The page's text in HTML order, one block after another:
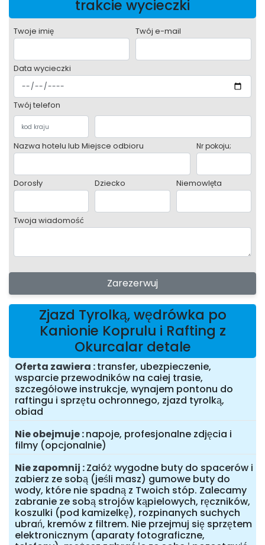
trakcie wycieczki
Twoje imię Twój e-mail
Data wycieczki
Twój telefon
Nazwa hotelu lub Miejsce odbioru Nr pokoju;
Dorosły Dziecko Niemowlęta
Twoja wiadomość
Zarezerwuj
Zjazd Tyrolką, wędrówka po
Kanionie Koprulu i Rafting z
Okurcalar detale
Oferta zawiera transfer, ubezpieczenie,
wsparcie przewodników na całej trasie,
szczegółowe instrukcje, wynajem pontonu do
raftingu i sprzętu ochronnego, zjazd tyrolką,
obiad
Nie obejmuje napoje, profesjonalne zdjęcia i
filmy (opcjonalnie)
Nie zapomnij Załóż wygodne buty do spacerów i
zabierz ze sobą (jeśli masz) gumowe buty do
wody, które nie spadną z Twoich stóp. Zalecamy
zabranie ze sobą strojów kąpielowych, ręczników,
koszulki (pod kamizelkę), rozpinanych suchych
ubrań, kremów z filtrem. Nie przejmuj się sprzętem
elektronicznym (aparaty fotograficzne,